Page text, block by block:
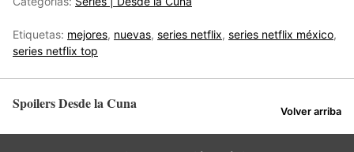
Etiquetas: mejores, nuevas, series netflix, series netflix méxico,
series netflix top
Spoilers Desde la Cuna Volver arriba